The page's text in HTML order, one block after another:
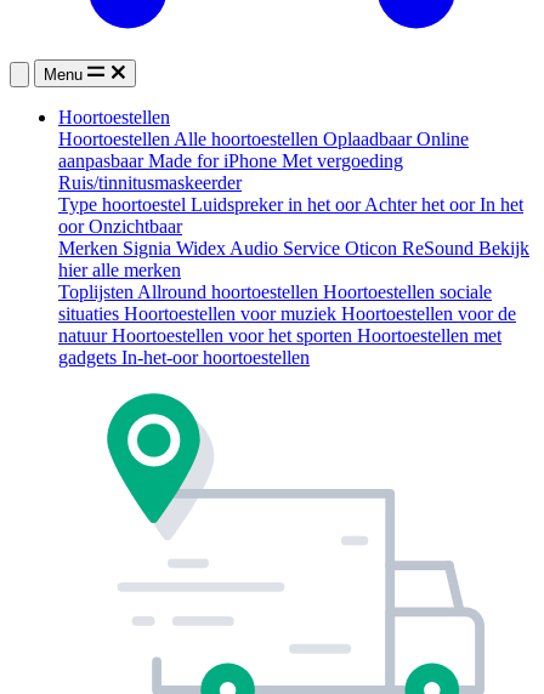
Menu
Hoortoestellen
Hoortoestellen Alle hoortoestellen OplaadbaarOnline
aanpasbaarMade for iPhone Met vergoeding
Ruis/tinnitusmaskeerder
Type hoortoestel Luidspreker in het oorAchter het oorIn het
oorOnzichtbaar
Merken Signia Widex Audio Service Oticon ReSound Bekijk
hier alle merken
Toplijsten Allround hoortoestellen Hoortoestellen sociale
situaties Hoortoestellen voor muziek Hoortoestellen voor de
natuurHoortoestellen voor het sporten Hoortoestellen met
gadgets In-het-oor hoortoestellen